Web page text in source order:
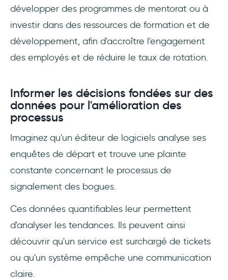
développer des programmes de mentorat ou à
investir dans des ressources de formation et de
développement, afin d'accroître l'engagement
des employés et de réduire le taux de rotation.
Informer les décisions fondées sur des
données pour l'amélioration des
processus
Imaginez qu'un éditeur de logiciels analyse ses
enquêtes de départ et trouve une plainte
constante concernant le processus de
signalement des bogues.
Ces données quantifiables leur permettent
d'analyser les tendances. Ils peuvent ainsi
découvrir qu'un service est surchargé de tickets
ou qu'un système empêche une communication
claire.